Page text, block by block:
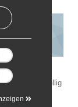
von
Sie völlig